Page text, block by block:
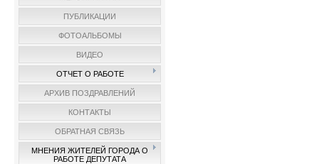
ПУБЛИКАЦИИ
ФОТОАЛЬБОМЫ
ВИДЕО
ОТЧЕТ О РАБОТЕ
АРХИВ ПОЗДРАВЛЕНИЙ
КОНТАКТЫ
ОБРАТНАЯ СВЯЗЬ
МНЕНИЯ ЖИТЕЛЕЙ ГОРОДА О
РАБОТЕ ДЕПУТАТА